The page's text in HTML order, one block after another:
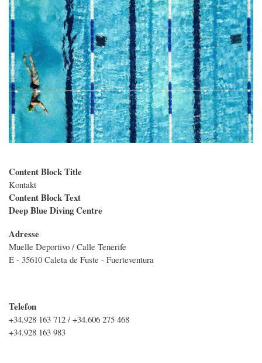
Content Block Title
Kontakt
Content Block Text
Deep Blue Diving Centre
Adresse
Muelle Deportivo / Calle Tenerife
E - 35610 Caleta de Fuste - Fuerteventura
Telefon
+34.928 163 712 / +34.606 275 468
+34.928 163 983